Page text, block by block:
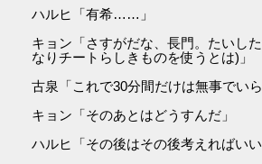
ハルヒ「有希……」
キョン「さすがだな、長門。たいし
なりチートらしきものを使うとは)」
古泉「これで30分間だけは無事でいら
キョン「そのあとはどうすんだ」
ハルヒ「その後はその後考えればいい